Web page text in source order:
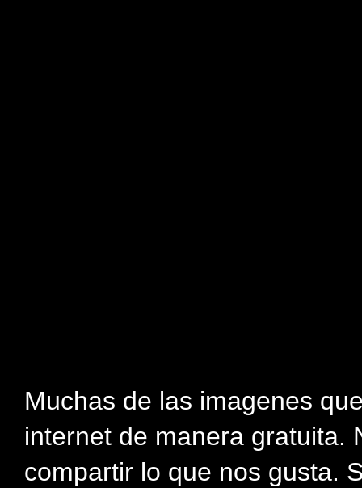
Muchas de las imagenes
internet de manera gratuita.
compartir lo que nos gusta.